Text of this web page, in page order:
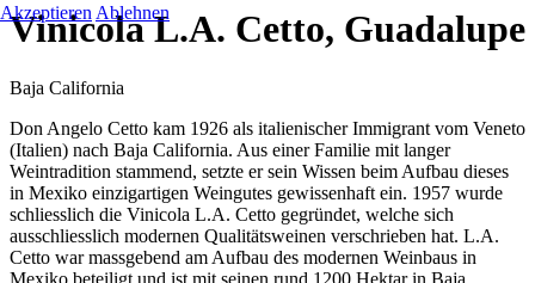
Vinicola L.A. Cetto, Guadalupe
Baja California
Don Angelo Cetto kam 1926 als italienischer Immigrant vom Veneto
(Italien) nach Baja California. Aus einer Familie mit langer
Weintradition stammend, setzte er sein Wissen beim Aufbau dieses
in Mexiko einzigartigen Weingutes gewissenhaft ein. 1957 wurde
schliesslich die Vinicola L.A. Cetto gegründet, welche sich
ausschliesslich modernen Qualitätsweinen verschrieben hat. L.A.
Cetto war massgebend am Aufbau des modernen Weinbaus in
Mexiko beteiligt und ist mit seinen rund 1200 Hektar in Baja
Akzeptieren Ablehnen